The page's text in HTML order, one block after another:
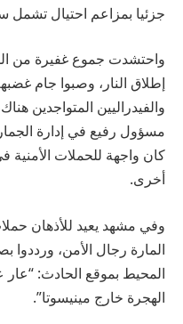
جزئيا بمزاعم احتيال تشمل
واحتشدت جموع غفيرة من
إطلاق النار، وصبوا جام
والفيدراليين المتواجدين
مسؤول رفيع في إدارة
كان واجهة للحملات
أخرى.
وفي مشهد يعيد للأذهان
المارة رجال الأمن،
المحيط بموقع الحادث: “عار
الهجرة خارج مينيسوتا”.